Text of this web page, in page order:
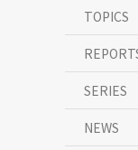
TOPICS
SERIES
NEWS